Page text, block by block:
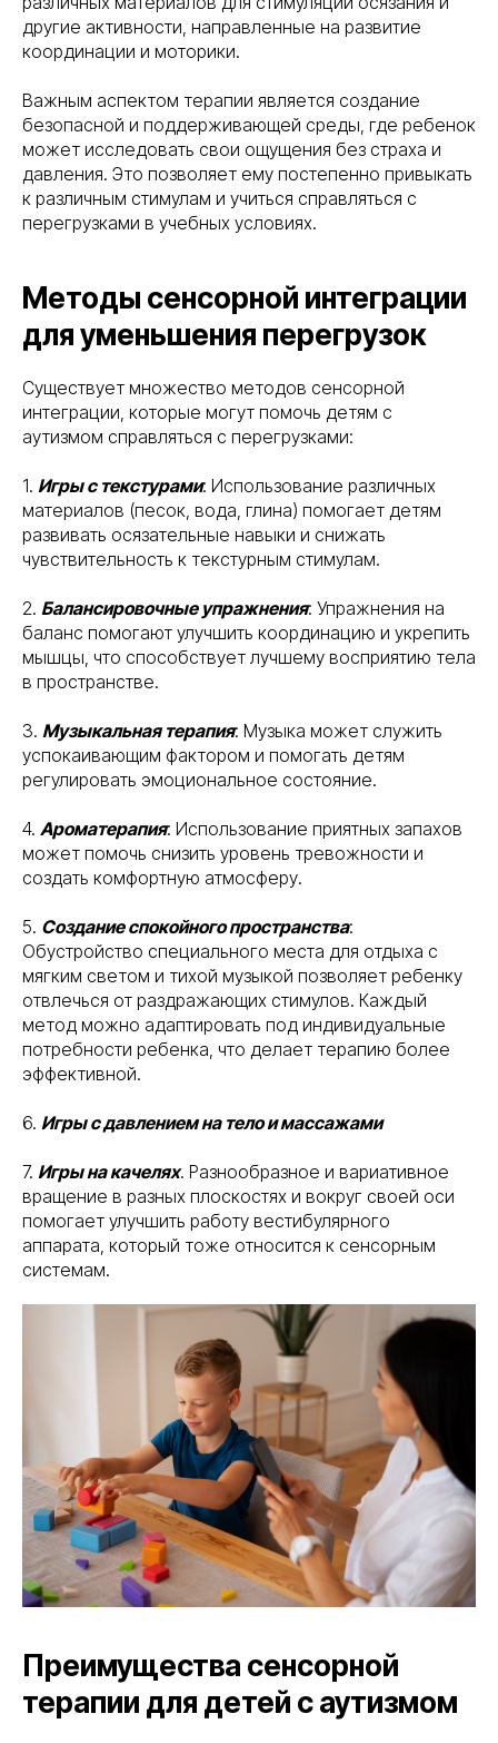
другие активности, направленные на развитие
координации и моторики.
Важным аспектом терапии является создание
безопасной и поддерживающей среды, где ребенок
может исследовать свои ощущения без страха и
давления. Это позволяет ему постепенно привыкать
к различным стимулам и учиться справляться с
перегрузками в учебных условиях.
Методы сенсорной интеграции
для уменьшения перегрузок
Существует множество методов сенсорной
интеграции, которые могут помочь детям с
аутизмом справляться с перегрузками:
1. Игры с текстурами: Использование различных
материалов (песок, вода, глина) помогает детям
развивать осязательные навыки и снижать
чувствительность к текстурным стимулам.
2. Балансировочные упражнения: Упражнения на
баланс помогают улучшить координацию и укрепить
мышцы, что способствует лучшему восприятию тела
в пространстве.
3. Музыкальная терапия: Музыка может служить
успокаивающим фактором и помогать детям
регулировать эмоциональное состояние.
4. Ароматерапия: Использование приятных запахов
может помочь снизить уровень тревожности и
создать комфортную атмосферу.
5. Создание спокойного пространства:
Обустройство специального места для отдыха с
мягким светом и тихой музыкой позволяет ребенку
отвлечься от раздражающих стимулов. Каждый
метод можно адаптировать под индивидуальные
потребности ребенка, что делает терапию более
эффективной.
6. Игры с давлением на тело и массажами
7. Игры на качелях. Разнообразное и вариативное
вращение в разных плоскостях и вокруг своей оси
помогает улучшить работу вестибулярного
аппарата, который тоже относится к сенсорным
системам.
Преимущества сенсорной
терапии для детей с аутизмом